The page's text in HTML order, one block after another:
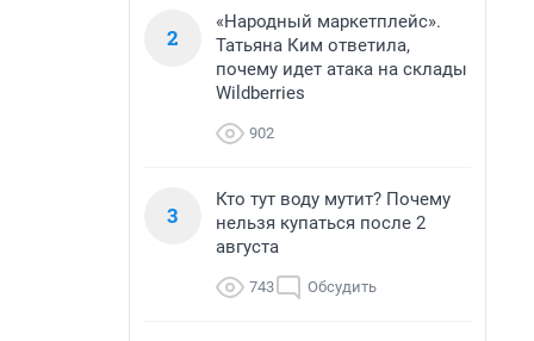
2
«Народный маркетплейс».
Татьяна Ким ответила,
почему идет атака на склады
Wildberries
902
3
Кто тут воду мутит? Почему
нельзя купаться после 2
августа
743 Обсудить